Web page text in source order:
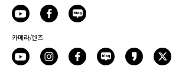
카메라/렌즈